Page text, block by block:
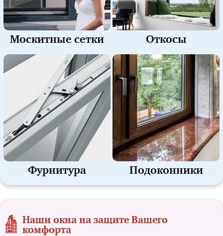
Москитные сетки Откосы
Фурнитура Подоконники
Наши окна на защите Вашего
комфорта